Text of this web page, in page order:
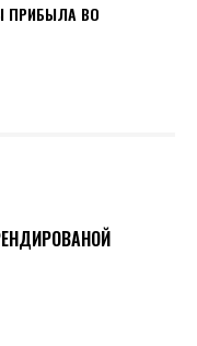
ПРИБЫЛА ВО